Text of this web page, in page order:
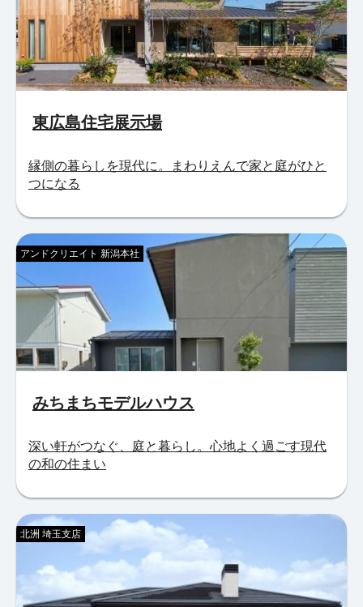
東広島住宅展示場
縁側の暮らしを現代に。まわりえんで家と庭がひと
つになる
みちまちモデルハウス
アンドクリエイト 新潟本社
深い軒がつなぐ、庭と暮らし。心地よく過ごす現代
の和の住まい
北洲 埼玉支店